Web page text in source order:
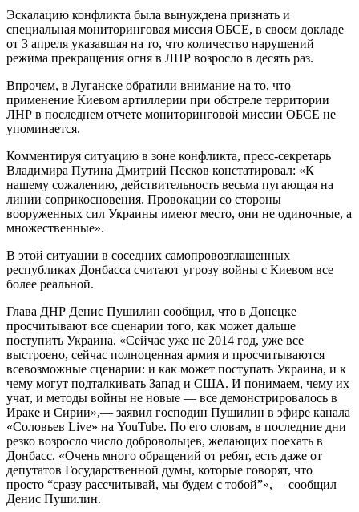
Эскалацию конфликта была вынуждена признать и
специальная мониторинговая миссия ОБСЕ, в своем докладе
от 3 апреля указавшая на то, что количество нарушений
режима прекращения огня в ЛНР возросло в десять раз.
Впрочем, в Луганске обратили внимание на то, что
применение Киевом артиллерии при обстреле территории
ЛНР в последнем отчете мониторинговой миссии ОБСЕ не
упоминается.
Комментируя ситуацию в зоне конфликта, пресс-секретарь
Владимира Путина Дмитрий Песков констатировал: «К
нашему сожалению, действительность весьма пугающая на
линии соприкосновения. Провокации со стороны
вооруженных сил Украины имеют место, они не одиночные, а
множественные».
В этой ситуации в соседних самопровозглашенных
республиках Донбасса считают угрозу войны с Киевом все
более реальной.
Глава ДНР Денис Пушилин сообщил, что в Донецке
просчитывают все сценарии того, как может дальше
поступить Украина. «Сейчас уже не 2014 год, уже все
выстроено, сейчас полноценная армия и просчитываются
всевозможные сценарии: и как может поступать Украина, и к
чему могут подталкивать Запад и США. И понимаем, чему их
учат, и методы войны не новые — все демонстрировалось в
Ираке и Сирии»,— заявил господин Пушилин в эфире канала
«Соловьев Live» на YouTube. По его словам, в последние дни
резко возросло число добровольцев, желающих поехать в
Донбасс. «Очень много обращений от ребят, есть даже от
депутатов Государственной думы, которые говорят, что
просто “сразу рассчитывай, мы будем с тобой”»,— сообщил
Денис Пушилин.